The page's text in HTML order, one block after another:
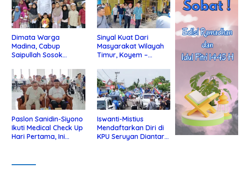
Dimata Warga
Madina, Cabup
Saipullah Sosok
Anak Yatim
Sinyal Kuat Dari
Masyarakat Wilayah
Timur, Koyem –
di Kotim
Paslon Sanidin-Siyono
Ikuti Medical Check Up
Hari Pertama, Ini
Iswanti-Mistius
Mendaftarkan Diri di
KPU Seruyan Diantar